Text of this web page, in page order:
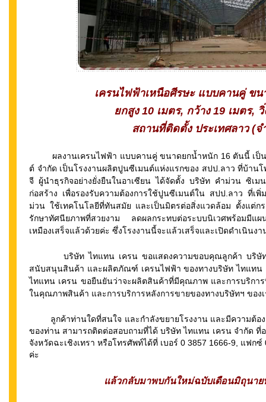
เครนไฟฟ้าเหนือศีรษะ แบบคานคู่ ข
ยกสูง 10 เมตร, กว้าง 19 เมตร,
สถานที่ติดตั้ง ประเทศลาว (
ผลงานเครนไฟฟ้า แบบคานคู่ ขนาดยกน้ำหนัก 16 ตันนี้ เป็
ต์ จำกัด เป็นโรงงานผลิตปูนซีเมนต์แห่งแรกของ สปป.ลาว ที่บ้าน
จี ผู้นำธุรกิจอย่างยั่งยืนในอาเซียน ได้จัดตั้ง บริษัท คำม่วน ซิเ
ก่อสร้าง เพื่อรองรับความต้องการใช้ปูนซีเมนต์ใน สปป.ลาว ที่เ
ม่วน ใช้เทคโนโลยีที่ทันสมัย และเป็นมิตรต่อสิ่งแวดล้อม ตั้งแต่ก
รักษาทัศนียภาพที่สวยงาม ลดผลกระทบต่อระบบนิเวศพร้อมมีแ
เหมืองเสร็จแล้วด้วยค่ะ ซึ่งโรงงานนี้จะแล้วเสร็จและเปิดดำเนินง
บริษัท ไทแทน เครน ขอแสดงความขอบคุณลูกค้า บริษั
สนับสนุนสินค้า และผลิตภัณฑ์ เครนไฟฟ้า ของทางบริษัท ไทแทน
ไทแทน เครน ขอยืนยันว่าจะผลิตสินค้าที่มีคุณภาพ และการบริการ
ในคุณภาพสินค้า และการบริการหลังการขายของทางบริษัทฯ ของ
ลูกค้าท่านใดที่สนใจ และกำลังขยายโรงงาน และมีความต้อ
ของท่าน สามารถติดต่อสอบถามที่ได้ บริษัท ไทแทน เครน จำกัด
จังหวัดฉะเชิงเทรา หรือโทรศัพท์ได้ที่ เบอร์ 0 3857 1666-9, แฟกซ์
ค่ะ
แล้วกลับมาพบกันใหม่ฉบับเดือนมิถุนาย